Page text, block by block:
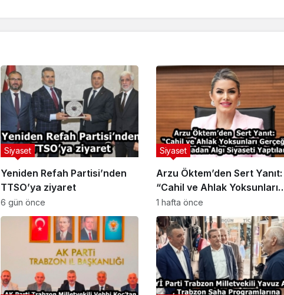
Yeniden Refah Partisi’nden
TTSO’ya ziyaret
Siyaset
6 gün önce
Arzu Öktem’den Sert Yanıt:
“Cahil ve Ahlak Yoksunları
Gerçeği Araştırmadan Algı
Siyaseti Yaptılar”
Siyaset
1 hafta önce